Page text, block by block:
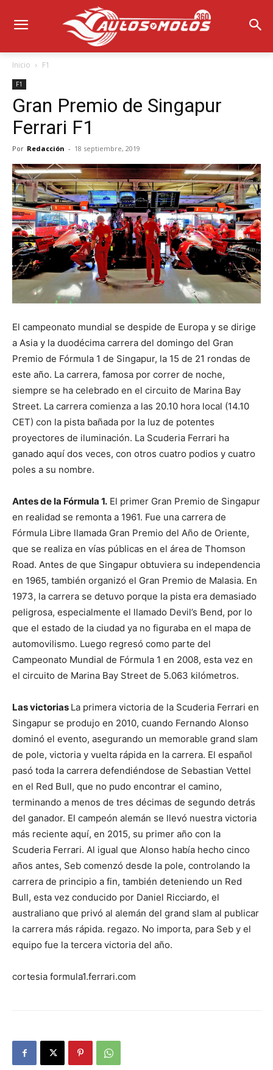
Inicio F1
F1
Gran Premio de Singapur
Ferrari F1
Por Redacción - 18 septiembre, 2019
El campeonato mundial se despide de Europa y se dirige
a Asia y la duodécima carrera del domingo del Gran
Premio de Fórmula 1 de Singapur, la 15 de 21 rondas de
este año. La carrera, famosa por correr de noche,
siempre se ha celebrado en el circuito de Marina Bay
Street. La carrera comienza a las 20.10 hora local (14.10
CET) con la pista bañada por la luz de potentes
proyectores de iluminación. La Scuderia Ferrari ha
ganado aquí dos veces, con otros cuatro podios y cuatro
poles a su nombre.
Antes de la Fórmula 1. El primer Gran Premio de Singapur
en realidad se remonta a 1961. Fue una carrera de
Fórmula Libre llamada Gran Premio del Año de Oriente,
que se realiza en vías públicas en el área de Thomson
Road. Antes de que Singapur obtuviera su independencia
en 1965, también organizó el Gran Premio de Malasia. En
1973, la carrera se detuvo porque la pista era demasiado
peligrosa, especialmente el llamado Devil’s Bend, por lo
que el estado de la ciudad ya no figuraba en el mapa de
automovilismo. Luego regresó como parte del
Campeonato Mundial de Fórmula 1 en 2008, esta vez en
el circuito de Marina Bay Street de 5.063 kilómetros.
Las victorias La primera victoria de la Scuderia Ferrari en
Singapur se produjo en 2010, cuando Fernando Alonso
dominó el evento, asegurando un memorable grand slam
de pole, victoria y vuelta rápida en la carrera. El español
pasó toda la carrera defendiéndose de Sebastian Vettel
en el Red Bull, que no pudo encontrar el camino,
terminando a menos de tres décimas de segundo detrás
del ganador. El campeón alemán se llevó nuestra victoria
más reciente aquí, en 2015, su primer año con la
Scuderia Ferrari. Al igual que Alonso había hecho cinco
años antes, Seb comenzó desde la pole, controlando la
carrera de principio a fin, también deteniendo un Red
Bull, esta vez conducido por Daniel Ricciardo, el
australiano que privó al alemán del grand slam al publicar
la carrera más rápida. regazo. No importa, para Seb y el
equipo fue la tercera victoria del año.
cortesia formula1.ferrari.com